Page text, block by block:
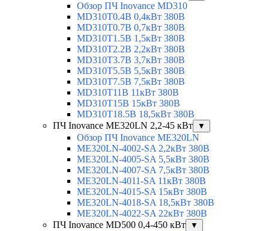
Обзор ПЧ Inovance MD310
MD310T0.4B 0,4кВт 380В
MD310T0.7B 0,7кВт 380В
MD310T1.5B 1,5кВт 380В
MD310T2.2B 2,2кВт 380В
MD310T3.7B 3,7кВт 380В
MD310T5.5B 5,5кВт 380В
MD310T7.5B 7,5кВт 380В
MD310T11B 11кВт 380В
MD310T15B 15кВт 380В
MD310T18.5B 18,5кВт 380В
ПЧ Inovance ME320LN 2,2-45 кВт
▼
Обзор ПЧ Inovance ME320LN
ME320LN-4002-SA 2,2кВт 380В
ME320LN-4005-SA 5,5кВт 380В
ME320LN-4007-SA 7,5кВт 380В
ME320LN-4011-SA 11кВт 380В
ME320LN-4015-SA 15кВт 380В
ME320LN-4018-SA 18,5кВт 380В
ME320LN-4022-SA 22кВт 380В
ПЧ Inovance MD500 0,4-450 кВт
▼